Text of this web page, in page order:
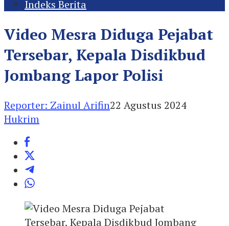
Indeks Berita
Video Mesra Diduga Pejabat
Tersebar, Kepala Disdikbud
Jombang Lapor Polisi
Reporter: Zainul Arifin22 Agustus 2024
Hukrim